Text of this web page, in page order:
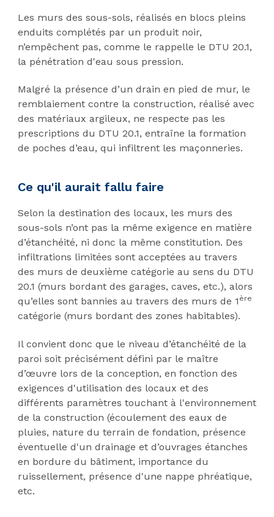
Les murs des sous-sols, réalisés en blocs pleins
enduits complétés par un produit noir,
n’empêchent pas, comme le rappelle le DTU 20.1,
la pénétration d'eau sous pression.
Malgré la présence d’un drain en pied de mur, le
remblaiement contre la construction, réalisé avec
des matériaux argileux, ne respecte pas les
prescriptions du DTU 20.1, entraîne la formation
de poches d’eau, qui infiltrent les maçonneries.
Ce qu'il aurait fallu faire
Selon la destination des locaux, les murs des
sous-sols n’ont pas la même exigence en matière
d’étanchéité, ni donc la même constitution. Des
infiltrations limitées sont acceptées au travers
des murs de deuxième catégorie au sens du DTU
20.1 (murs bordant des garages, caves, etc.), alors
qu’elles sont bannies au travers des murs de 1 ère
catégorie (murs bordant des zones habitables).
Il convient donc que le niveau d’étanchéité de la
paroi soit précisément défini par le maître
d’œuvre lors de la conception, en fonction des
exigences d'utilisation des locaux et des
différents paramètres touchant à l'environnement
de la construction (écoulement des eaux de
pluies, nature du terrain de fondation, présence
éventuelle d'un drainage et d’ouvrages étanches
en bordure du bâtiment, importance du
ruissellement, présence d'une nappe phréatique,
etc.